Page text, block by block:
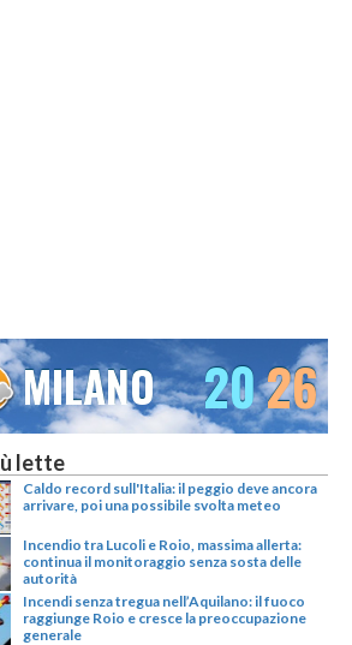
2026 VENEZIA
lette
Caldo record sull'Italia: il peggio deve ancora
arrivare, poi una possibile svolta meteo
Incendio tra Lucoli e Roio, massima allerta:
continua il monitoraggio senza sosta delle
autorità
Incendi senza tregua nell’Aquilano: il fuoco
raggiunge Roio e cresce la preoccupazione
generale